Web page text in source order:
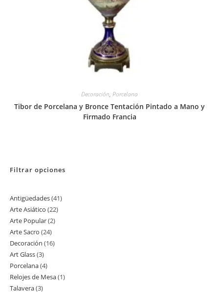
Decoración, Porcelana
Tibor de Porcelana y Bronce Tentación Pintado a Mano y
Firmado Francia
Filtrar opciones
Antigüedades 4141
Arte Asiático 2222
Arte Popular 22
Arte Sacro 2424
productos
Decoración 1616
Art Glass 33
productos
Porcelana 44
productos
Relojes de Mesa 11
Talavera 33